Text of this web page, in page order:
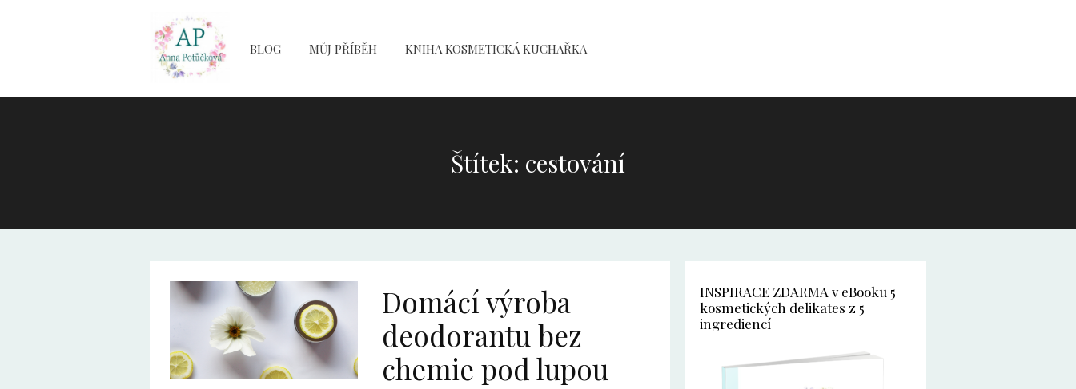
BLOG MŮJ PŘÍBĚH KNIHA KOSMETICKÁ KUCHAŘKA
Štítek: cestování
Domácí výroba
deodorantu bez
chemie pod lupou
INSPIRACE ZDARMA v eBooku 5
kosmetických delikates z 5
ingrediencí